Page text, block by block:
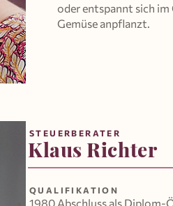
oder entspannt sich im
Gemüse anpflanzt.
STEUERBERATER
Klaus Richter
QUALIFIKATION
1980 Abschluss als